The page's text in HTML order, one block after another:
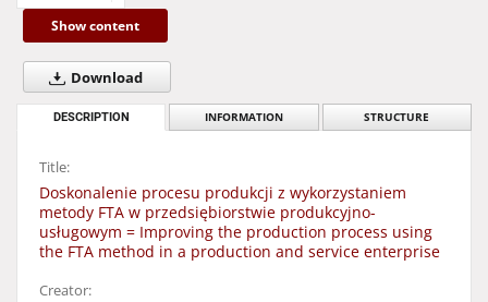
Show content
Download
DESCRIPTION INFORMATION STRUCTURE
Title:
Doskonalenie procesu produkcji z wykorzystaniem
metody FTA w przedsiębiorstwie produkcyjno-
usługowym = Improving the production process using
the FTA method in a production and service enterprise
Creator: